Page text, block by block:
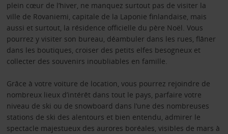
plein cœur de l’hiver, ne manquez surtout pas de visiter la
ville de Rovaniemi, capitale de la Laponie finlandaise, mais
aussi et surtout, la résidence officielle du père Noël. Vous
pourrez y visiter son bureau, déambuler dans les rues, flâner
dans les boutiques, croiser des petits elfes besogneux et
collecter des souvenirs inoubliables en famille.
Grâce à votre voiture de location, vous pourrez rejoindre de
nombreux lieux d’intérêt dans tout le pays, parfaire votre
niveau de ski ou de snowboard dans l’une des nombreuses
stations de ski des alentours et bien entendu, admirer le
spectacle majestueux des aurores boréales, visibles de mars à